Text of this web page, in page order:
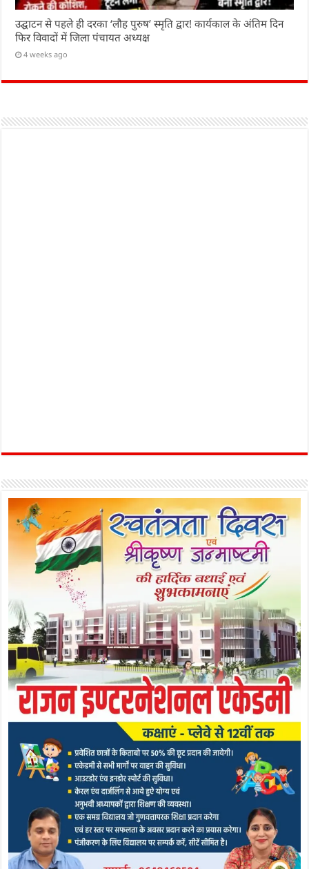
उद्घाटन से पहले ही दरका ‘लौह पुरुष’ स्मृति द्वार! कार्यकाल के अंतिम दिन
फिर विवादों में जिला पंचायत अध्यक्ष
4 weeks ago